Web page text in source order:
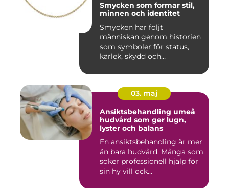
Smycken som formar stil,
minnen och identitet
Smycken har följt
människan genom historien
som symboler för status,
kärlek, skydd och
03. maj
Ansiktsbehandling umeå
hudvård som ger lugn,
lyster och balans
En ansiktsbehandling är mer
än bara hudvård. Många som
söker professionell hjälp för
sin hy vill ock...